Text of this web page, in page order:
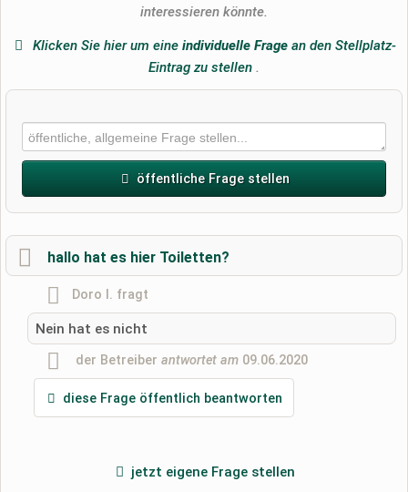
interessieren könnte.
Klicken Sie hier um eineindividuelle Frage an den Stellplatz-
Eintrag zu stellen .
öffentliche Frage stellen
Name
E-Mail-Adresse (wird nicht veröffentlicht)
Hiermit akzeptiere ich die AGB.
hallo hat es hier Toiletten?
Doro I. fragt
Nein hat es nicht
der Betreiber antwortet am 09.06.2020
diese Frage öffentlich beantworten
jetzt eigene Frage stellen